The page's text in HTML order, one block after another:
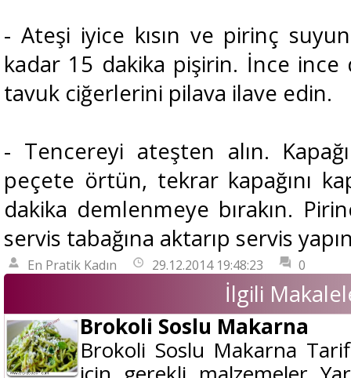
- Ateşi iyice kısın ve pirinç
kadar 15 dakika pişirin. İnce ince
tavuk ciğerlerini pilava ilave edin.
- Tencereyi ateşten alın.
peçete örtün, tekrar kapağını
dakika demlenmeye bırakın.
servis tabağına aktarıp servis
En Pratik Kadın 29.12.2014 19:48:23 0
İlgili
Brokoli Soslu Makarna
Brokoli Soslu Makarna